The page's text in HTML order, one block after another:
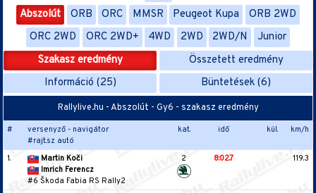
Abszolút
ORB ORC MMSR Peugeot Kupa
ORB 2WD
ORC 2WD
ORC 2WD+ 4WD 2WD 2WD/N
Junior
Szakasz eredmény
Összetett eredmény
Információ (25)
Büntetések (6)
Rallylive.hu - Abszolút - Gy6 - szakasz eredmény
#
versenyző - navigátor
#rajt.sz autó
kat. idő kül. km/h
1.
Martin Koči
Imrich Ferencz
#6 Škoda Fabia RS Rally2
2 8:02.7 119.3